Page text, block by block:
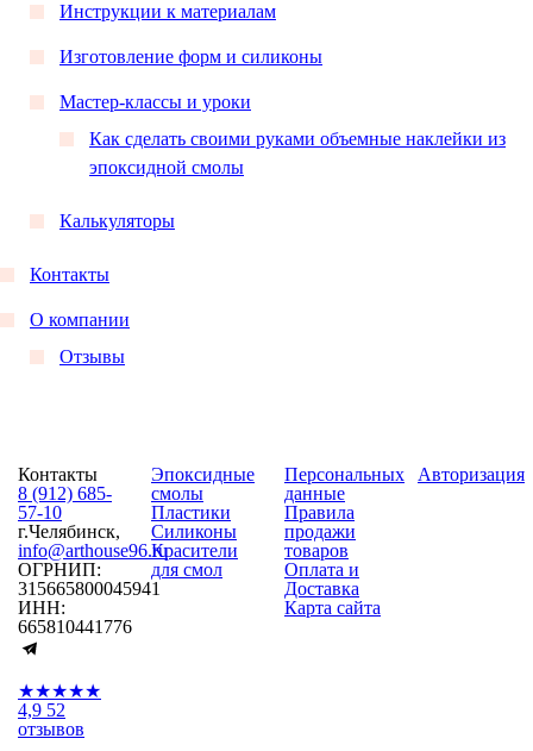
Инструкции к материалам
Изготовление форм и силиконы
Мастер-классы и уроки
Как сделать своими руками объемные наклейки из
эпоксидной смолы
Калькуляторы
Контакты
О компании
Отзывы
Контакты
8 (912) 685-
57-10
г.Челябинск,
info@arthouse96.ru
ОГРНИП:
315665800045941
ИНН:
665810441776
★★★★★
4,9 52
отзывов
Эпоксидные
смолы
Пластики
Силиконы
Красители
для смол
Персональных
данные
Правила
продажи
товаров
Оплата и
Доставка
Карта сайта
Авторизация